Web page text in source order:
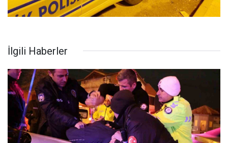
İlgili Haberler